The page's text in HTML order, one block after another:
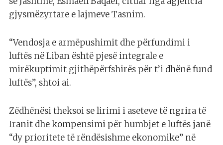
gjysmëzyrtare e lajmeve Tasnim.
“Vendosja e armëpushimit dhe përfundimi i
luftës në Liban është pjesë integrale e
mirëkuptimit gjithëpërfshirës për t’i dhënë fund
luftës”, shtoi ai.
Zëdhënësi theksoi se lirimi i aseteve të ngrira të
Iranit dhe kompensimi për humbjet e luftës janë
“dy prioritete të rëndësishme ekonomike” në